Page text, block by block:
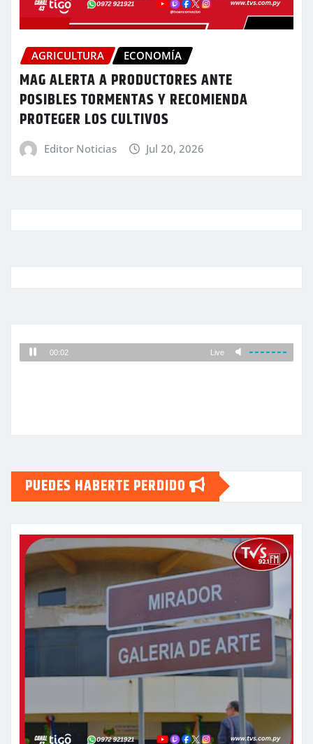
AGRICULTURA ECONOMÍA
MAG ALERTA A PRODUCTORES ANTE
POSIBLES TORMENTAS Y RECOMIENDA
PROTEGER LOS CULTIVOS
Editor Noticias Jul 20, 2026
PUEDES HABERTE PERDIDO